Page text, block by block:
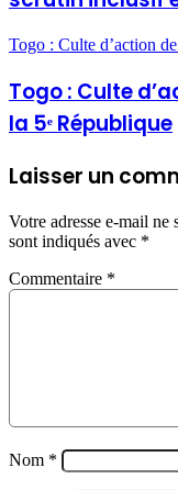
Togo : Culte d’action
Togo : Culte
la 5ᵉ République
Laisser un
Votre adresse e-mail ne
sont indiqués avec *
Commentaire *
Nom *